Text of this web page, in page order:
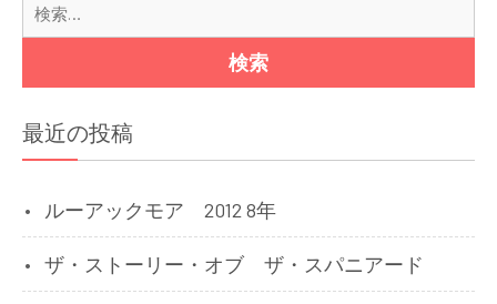
ョ
ン
最近の投稿
ルーアックモア 2012 8年
ザ・ストーリー・オブ ザ・スパニアード